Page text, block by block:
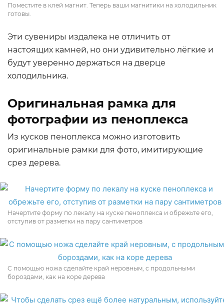
Поместите в клей магнит. Теперь ваши магнитики на холодильник
готовы.
Эти сувениры издалека не отличить от
настоящих камней, но они удивительно лёгкие и
будут уверенно держаться на дверце
холодильника.
Оригинальная рамка для
фотографии из пеноплекса
Из кусков пеноплекса можно изготовить
оригинальные рамки для фото, имитирующие
срез дерева.
Начертите форму по лекалу на куске пеноплекса и обрежьте его,
отступив от разметки на пару сантиметров
С помощью ножа сделайте край неровным, с продольными
бороздами, как на коре дерева